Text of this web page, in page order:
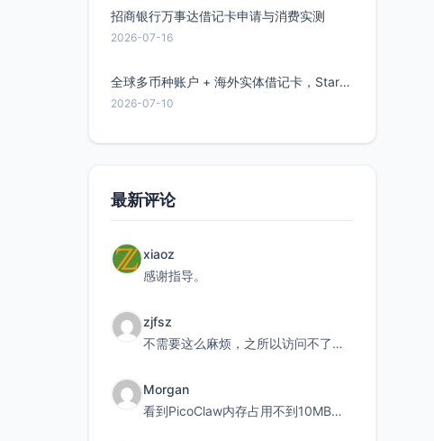
招商银行万事达借记卡申请与消费实测
2026-07-16
全球多币种账户 + 海外实体借记卡，Starryblu开户教程与注意事项
2026-07-10
最新评论
xiaoz
感谢指导。
zjfsz
不需要这么麻烦，之所以访问不了，是由于非对称路由的问题，在爱快主路由添加一条静态路由192.168.
Morgan
看到PicoClaw内存占用不到10MB这个数据真的很惊喜，确实很适合我这种想用旧设备折腾AI的小白